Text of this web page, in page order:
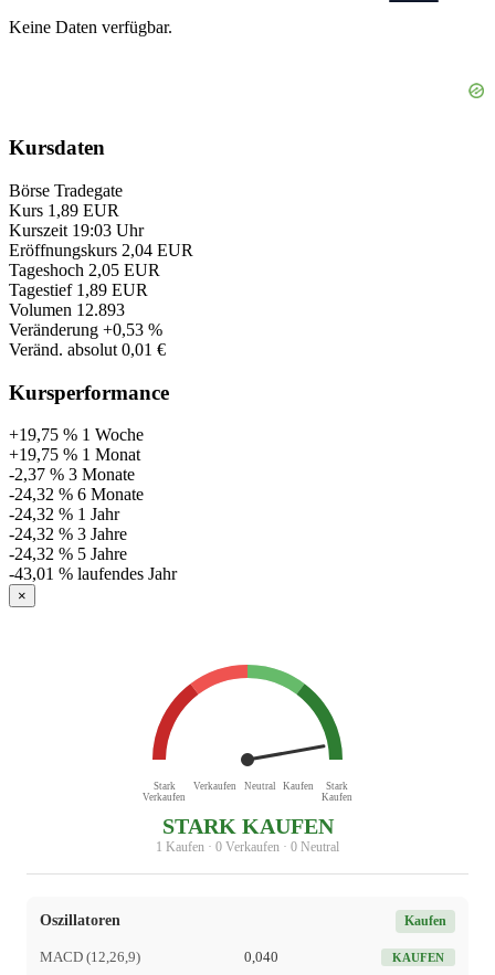
Keine Daten verfügbar.
Kursdaten
Börse Tradegate
Kurs 1,89 EUR
Kurszeit 19:03 Uhr
Eröffnungskurs 2,04 EUR
Tageshoch 2,05 EUR
Tagestief 1,89 EUR
Volumen 12.893
Veränderung +0,53 %
Veränd. absolut 0,01 €
Kursperformance
+19,75 % 1 Woche
+19,75 % 1 Monat
-2,37 % 3 Monate
-24,32 % 6 Monate
-24,32 % 1 Jahr
-24,32 % 3 Jahre
-24,32 % 5 Jahre
-43,01 % laufendes Jahr
×
Stark
Verkaufen
Verkaufen Neutral Kaufen
Stark
Kaufen
STARK KAUFEN
1 Kaufen · 0 Verkaufen · 0 Neutral
Oszillatoren Kaufen
MACD (12,26,9) 0,040 KAUFEN